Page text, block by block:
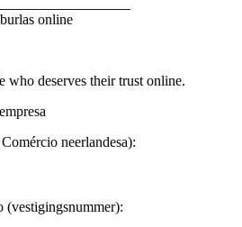
online
who deserves their trust online.
neerlandesa):
(vestigingsnummer):